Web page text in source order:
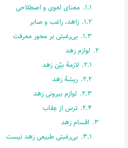
1.1. معنای لغوی و اصطلاحی
1.2. زاهد، راغب و صابر
1.3. بی‌رغبتی بر محور معرفت
2. لوازم زهد
2.1. لازمۀ بیّن زهد
2.2. ریشۀ زهد
2.3. لوازم بیرونی زهد
2.4. ترس از عِقاب
3. اقسام زهد
3.1. بی‌رغبتی طبیعی زهد نیست